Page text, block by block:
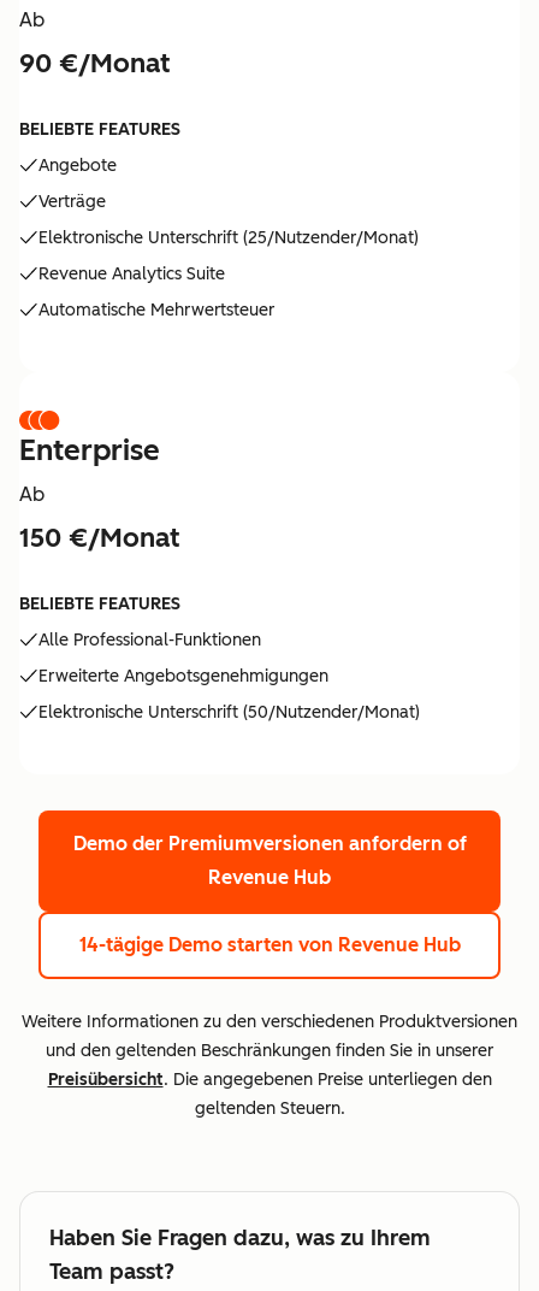
Ab
90 €/Monat
BELIEBTE FEATURES
Angebote
Verträge
Elektronische Unterschrift (25/Nutzender/Monat)
Revenue Analytics Suite
Automatische Mehrwertsteuer
Enterprise
Ab
150 €/Monat
BELIEBTE FEATURES
Alle Professional-Funktionen
Erweiterte Angebotsgenehmigungen
Elektronische Unterschrift (50/Nutzender/Monat)
Demo der Premiumversionen anfordern of
Revenue Hub
14-tägige Demo starten von Revenue Hub
Weitere Informationen zu den verschiedenen Produktversionen
und den geltenden Beschränkungen finden Sie in unserer
Preisübersicht. Die angegebenen Preise unterliegen den
geltenden Steuern.
Haben Sie Fragen dazu, was zu Ihrem
Team passt?